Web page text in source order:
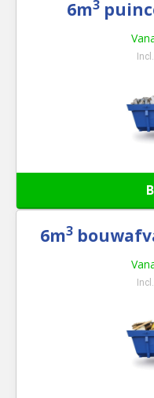
6m3
6m3